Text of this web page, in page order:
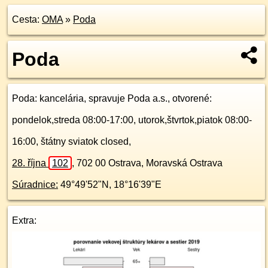
Cesta: OMA» Poda
Poda
Poda: kancelária, spravuje Poda a.s., otvorené:
pondelok,streda 08:00-17:00, utorok,štvrtok,piatok 08:00-
16:00, štátny sviatok closed,
28. října 102 , 702 00 Ostrava, Moravská Ostrava
Súradnice: 49°49'52"N , 18°16'39"E
Extra: